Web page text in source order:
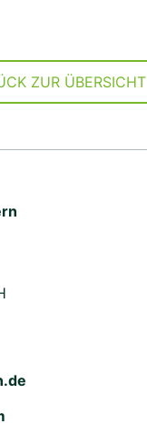
ZUR ÜBERSICHT